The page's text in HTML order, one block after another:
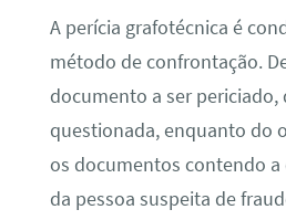
A perícia grafotécnica é
método de confrontação.
documento a ser periciado,
questionada, enquanto do
os documentos contendo a
da pessoa suspeita de